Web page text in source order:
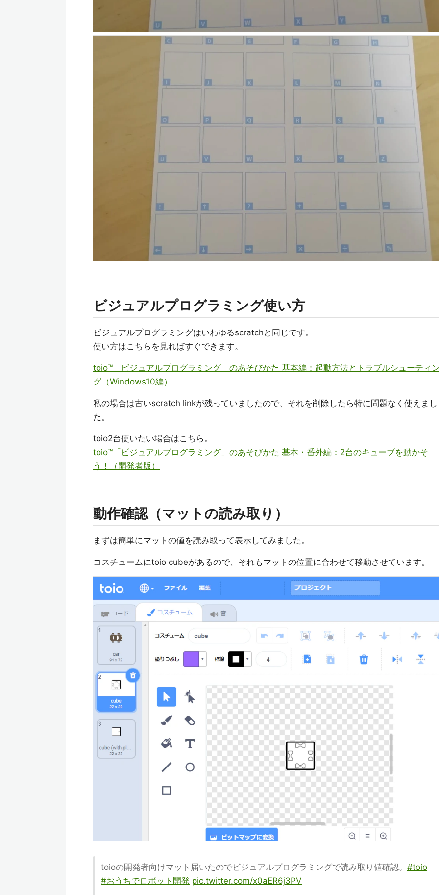
ビジュアルプログラミング使い方
ビジュアルプログラミングはいわゆるscratchと同じです。
使い方はこちらを見ればすぐできます。
toio™️「ビジュアルプログラミング」のあそびかた 基本編：起動方法とトラブルシューティ
グ（Windows10編）
私の場合は古いscratch linkが残っていましたので、それを削除したら特に問題なく使えまし
た。
toio2台使いたい場合はこちら。
toio™️「ビジュアルプログラミング」のあそびかた 基本・番外編：2台のキューブを動かそ
う！（開発者版）
動作確認（マットの読み取り）
まずは簡単にマットの値を読み取って表示してみました。
コスチュームにtoio cubeがあるので、それもマットの位置に合わせて移動させています。
toioの開発者向けマット届いたのでビジュアルプログラミングで読み取り値確認。 #toio
#おうちでロボット開発 pic.twitter.com/x0aER6j3PV